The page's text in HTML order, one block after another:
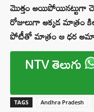
మొత్తం అయిపోయినట్టుగా
రోజులుగా అక్కడ మాత్రం
పోటీతో మాత్రం ఆ ధర
NTV తెలుగు
TAGS Andhra Pradesh